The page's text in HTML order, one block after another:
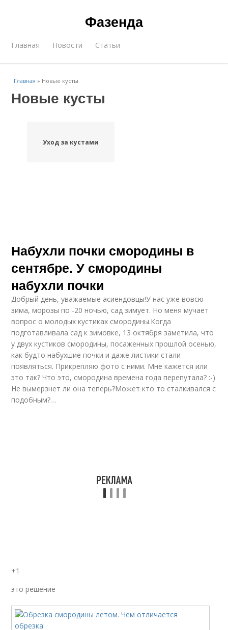
Фазенда
Главная Новости Статьи
Главная » Новые кусты
Новые кусты
Уход за кустами
Набухли почки смородины в
сентябре. У смородины
набухли почки
Добрый день, уважаемые асиендовцы!У нас уже вовсю
зима, морозы по -20 ночью, сад зимует. Но меня мучает
вопрос о молодых кустиках смородины.Когда
подготавливала сад к зимовке, 13 октября заметила, что
у двух кустиков смородины, посаженных прошлой осенью,
как будто набухшие почки и даже листики стали
появляться. Прикрепляю фото с ними. Мне кажется или
это так? Что это, смородина времена года перепутала? :-)
Не вымерзнет ли она теперь?Может кто то сталкивался с
подобным?…
+1
это решение